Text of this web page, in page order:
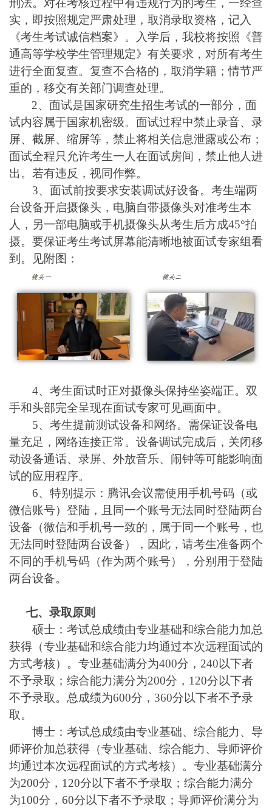
刑法。对在考核过程中有违规行为的考生，一经查
实，即按照规定严肃处理，取消录取资格，记入
《考生考试诚信档案》。入学后，我校将按照《普
通高等学校学生管理规定》有关要求，对所有考生
进行全面复查。复查不合格的，取消学籍；情节严
重的，移交有关部门调查处理。
2、面试是国家研究生招生考试的一部分，面
试内容属于国家机密级。面试过程中禁止录音、录
屏、截屏、缩屏等 ，禁止将相关信息泄露或公布；
面试全程只允许考生一人在面试房间，禁止他人进
出。若有违反，视同作弊。
3、面试前按要求安装调试好设备。考生端两
台设备开启摄像头，电脑自带摄像头对准考生本
人，另一部电脑或手机摄像头从考生后方成45°拍
摄。要保证考生考试屏幕能清晰地被面试专家组看
到。见附图：
4、考生面试时正对摄像头保持坐姿端正。双
手和头部完全呈现在面试专家可见画面中。
5、考生提前测试设备和网络。需保证设备电
量充足，网络连接正常。设备调试完成后，关闭移
动设备通话、录屏、外放音乐、闹钟等可能影响面
试的应用程序。
6、特别提示：腾讯会议需使用手机号码（或
微信账号）登陆，且同一个账号无法同时登陆两台
设备（微信和手机号一致的，属于同一个账号，也
无法同时登陆两台设备），因此，请考生准备两个
不同的手机号码（作为两个账号），分别用于登陆
两台设备。
七、录取原则
硕士：考试总成绩由专业基础和综合能力加总
获得（专业基础和综合能力均通过本次远程面试的
方式考核）。专业基础满分为400分，240以下者
不予录取；综合能力满分为200分，120分以下者
不予录取。总成绩为600分，360分以下者不予录
取。
博士：考试总成绩由专业基础、综合能力、导
师评价加总获得（专业基础、综合能力、导师评价
均通过本次远程面试的方式考核）。专业基础满分
为200分，120分以下者不予录取；综合能力满分
为100分，60分以下者不予录取；导师评价满分为